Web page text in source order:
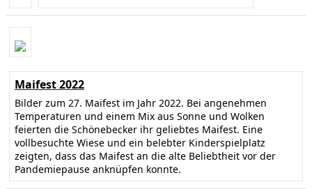
Maifest 2022
Bilder zum 27. Maifest im Jahr 2022. Bei angenehmen
Temperaturen und einem Mix aus Sonne und Wolken
feierten die Schönebecker ihr geliebtes Maifest. Eine
vollbesuchte Wiese und ein belebter Kinderspielplatz
zeigten, dass das Maifest an die alte Beliebtheit vor der
Pandemiepause anknüpfen konnte.